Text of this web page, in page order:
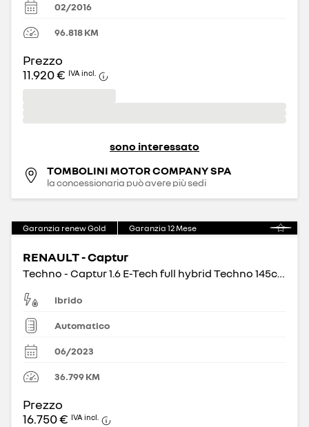
02/2016
96.818KM
Prezzo
11.920 € IVA incl.
sono interessato
TOMBOLINI MOTOR COMPANY SPA
la concessionaria può avere più sedi
Garanzia renew Gold Garanzia 12Mese
RENAULT - Captur
Techno - Captur 1.6 E-Tech full hybrid Techno 145cv auto
Ibrido
Automatico
06/2023
36.799KM
Prezzo
16.750 € IVA incl.